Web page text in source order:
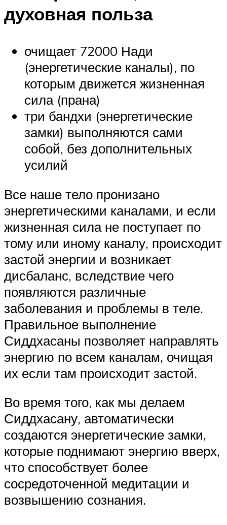
духовная польза
очищает 72000 Нади
(энергетические каналы), по
которым движется жизненная
сила (прана)
три бандхи (энергетические
замки) выполняются сами
собой, без дополнительных
усилий
Все наше тело пронизано
энергетическими каналами, и если
жизненная сила не поступает по
тому или иному каналу, происходит
застой энергии и возникает
дисбаланс, вследствие чего
появляются различные
заболевания и проблемы в теле.
Правильное выполнение
Сиддхасаны позволяет направлять
энергию по всем каналам, очищая
их если там происходит застой.
Во время того, как мы делаем
Сиддхасану, автоматически
создаются энергетические замки,
которые поднимают энергию вверх,
что способствует более
сосредоточенной медитации и
возвышению сознания.